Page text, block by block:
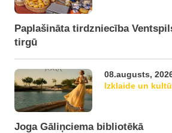
Paplašināta tirdzniecība
tirgū
08.augusts,
Izklaide un
Joga Gāliņciema bibliotēkā